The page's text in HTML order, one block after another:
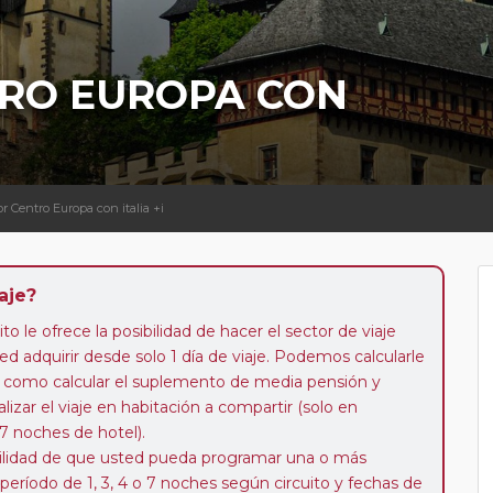
EUROPA CON
Centro Europa con italia +i
le ofrece la posibilidad de hacer el sector de viaje
adquirir desde solo 1 día de viaje. Podemos calcularle
calcular el suplemento de media pensión y
el viaje en habitación a compartir (solo en
noches de hotel).
de que usted pueda programar una o más
de 1, 3, 4 o 7 noches según circuito y fechas de